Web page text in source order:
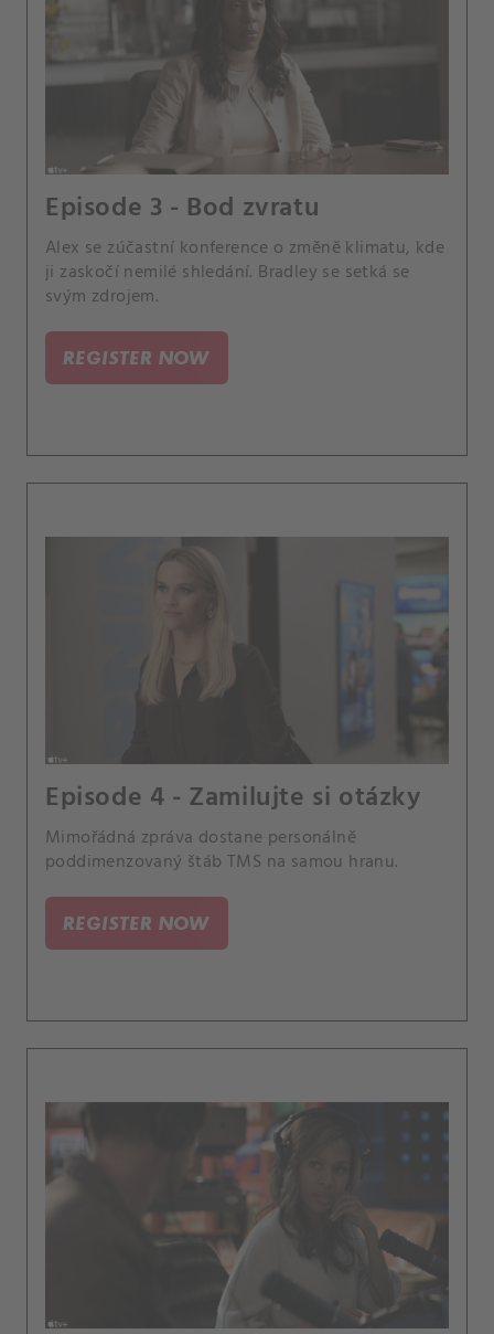
Episode 3 - Bod zvratu
Alex se zúčastní konference o změně klimatu, kde
ji zaskočí nemilé shledání. Bradley se setká se
svým zdrojem.
REGISTER NOW
Episode 4 - Zamilujte si otázky
Mimořádná zpráva dostane personálně
poddimenzovaný štáb TMS na samou hranu.
REGISTER NOW